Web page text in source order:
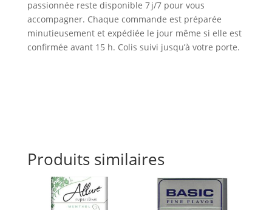
passionnée reste disponible 7 j/7 pour vous
accompagner. Chaque commande est préparée
minutieusement et expédiée le jour même si elle est
confirmée avant 15 h. Colis suivi jusqu’à votre porte.
Produits similaires